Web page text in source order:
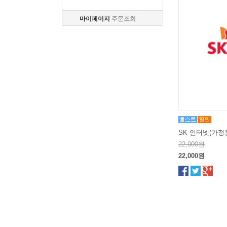
마이페이지 주문조회
SK 인터넷(가정
22,000원
22,000원